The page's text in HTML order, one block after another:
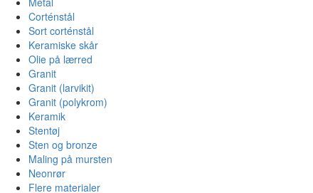
Corténstål
Sort corténstål
Keramiske skår
Olie på lærred
Granit
Granit (larvikit)
Granit (polykrom)
Keramik
Stentøj
Sten og bronze
Maling på mursten
Neonrør
Flere materialer